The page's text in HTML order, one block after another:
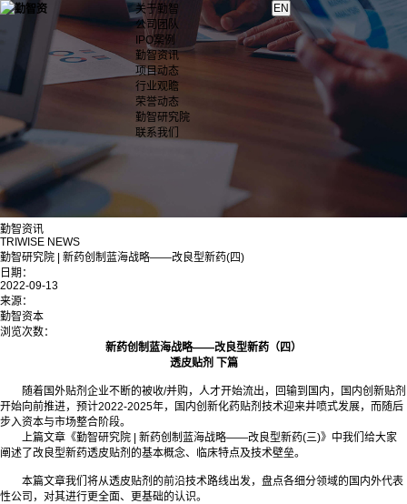
关于勤智
公司团队
IPO案例
勤智资讯
项目动态
行业观瞻
荣誉动态
勤智研究院
联系我们
勤智资讯
TRIWISE NEWS
勤智研究院 | 新药创制蓝海战略——改良型新药(四)
日期：
2022-09-13
来源：
勤智资本
浏览次数：
新药创制蓝海战略——改良型新药（四）
透皮贴剂 下篇
随着国外贴剂企业不断的被收/并购，人才开始流出，回输到国内，国内创新贴剂
开始向前推进，预计2022-2025年，国内创新化药贴剂技术迎来井喷式发展，而随后
步入资本与市场整合阶段。
上篇文章《勤智研究院 | 新药创制蓝海战略——改良型新药(三)》中我们给大家
阐述了改良型新药透皮贴剂的基本概念、临床特点及技术壁垒。
本篇文章我们将从透皮贴剂的前沿技术路线出发，盘点各细分领域的国内外代表
性公司，对其进行更全面、更基础的认识。